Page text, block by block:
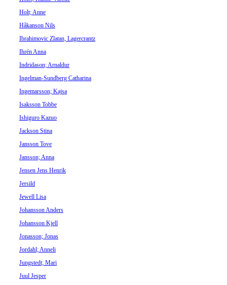
Holt; Anne
Håkanson Nils
Ibrahimovic Zlatan, Lagercrantz
Ihrén Anna
Indridason; Arnaldur
Ingelman-Sundberg Catharina
Ingemarsson; Kajsa
Isaksson Tobbe
Ishiguro Kazuo
Jackson Stina
Jansson Tove
Jansson; Anna
Jensen Jens Henrik
Jersild
Jewell Lisa
Johansson Anders
Johansson Kjell
Jonasson; Jonas
Jordahl; Anneli
Jungstedt; Mari
Juul Jesper